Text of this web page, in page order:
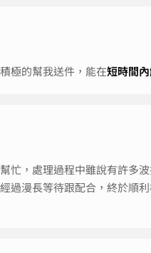
極的幫我送件，能在短時間
忙，處理過程中雖說有許多
過漫長等待跟配合，終於順